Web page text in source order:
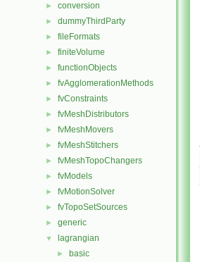
► conversion
► dummyThirdParty
► fileFormats
► finiteVolume
► functionObjects
► fvAgglomerationMethods
► fvConstraints
► fvMeshDistributors
► fvMeshMovers
► fvMeshStitchers
► fvMeshTopoChangers
► fvModels
► fvMotionSolver
► fvTopoSetSources
► generic
▼ lagrangian
► basic